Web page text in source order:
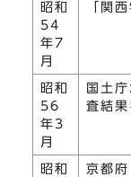
昭和
54
年7
月
「関
昭和
56
年3
月
国土
査結果
昭和
京都